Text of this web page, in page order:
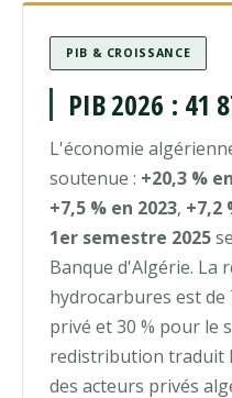
PIB & CROISSANCE
PIB 2026 : 41
L'économie
soutenue : +20,3 %
+7,5 % en 2023, +7,2
1er semestre 2025
Banque d'Algérie. La
hydrocarbures est de
privé et 30 % pour le
redistribution traduit
des acteurs privés